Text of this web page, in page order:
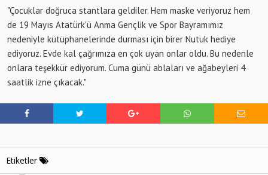
"Çocuklar doğruca stantlara geldiler. Hem maske veriyoruz hem
de 19 Mayıs Atatürk'ü Anma Gençlik ve Spor Bayramımız
nedeniyle kütüphanelerinde durması için birer Nutuk hediye
ediyoruz. Evde kal çağrımıza en çok uyan onlar oldu. Bu nedenle
onlara teşekkür ediyorum. Cuma günü ablaları ve ağabeyleri 4
saatlik izne çıkacak."
Etiketler